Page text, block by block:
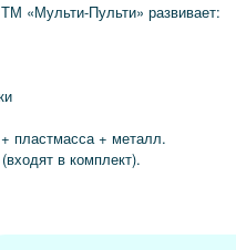
«Мульти-Пульти» развивает:
пластмасса + металл.
в комплект).